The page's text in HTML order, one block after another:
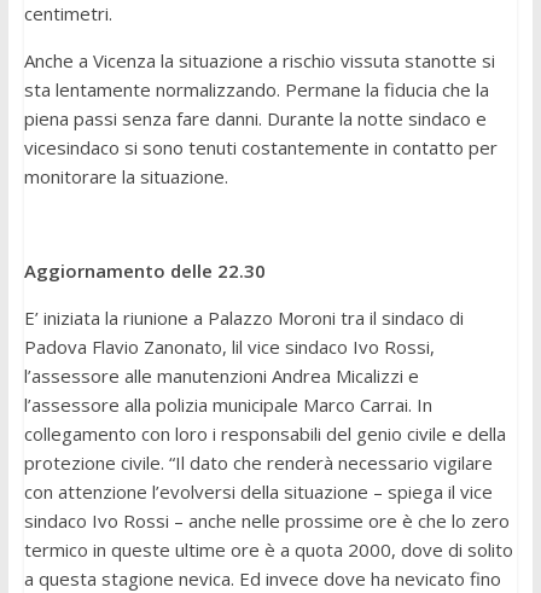
centimetri.
Anche a Vicenza la situazione a rischio vissuta stanotte si
sta lentamente normalizzando. Permane la fiducia che la
piena passi senza fare danni. Durante la notte sindaco e
vicesindaco si sono tenuti costantemente in contatto per
monitorare la situazione.
Aggiornamento delle 22.30
E’ iniziata la riunione a Palazzo Moroni tra il sindaco di
Padova Flavio Zanonato, lil vice sindaco Ivo Rossi,
l’assessore alle manutenzioni Andrea Micalizzi e
l’assessore alla polizia municipale Marco Carrai. In
collegamento con loro i responsabili del genio civile e della
protezione civile. “Il dato che renderà necessario vigilare
con attenzione l’evolversi della situazione – spiega il vice
sindaco Ivo Rossi – anche nelle prossime ore è che lo zero
termico in queste ultime ore è a quota 2000, dove di solito
a questa stagione nevica. Ed invece dove ha nevicato fino